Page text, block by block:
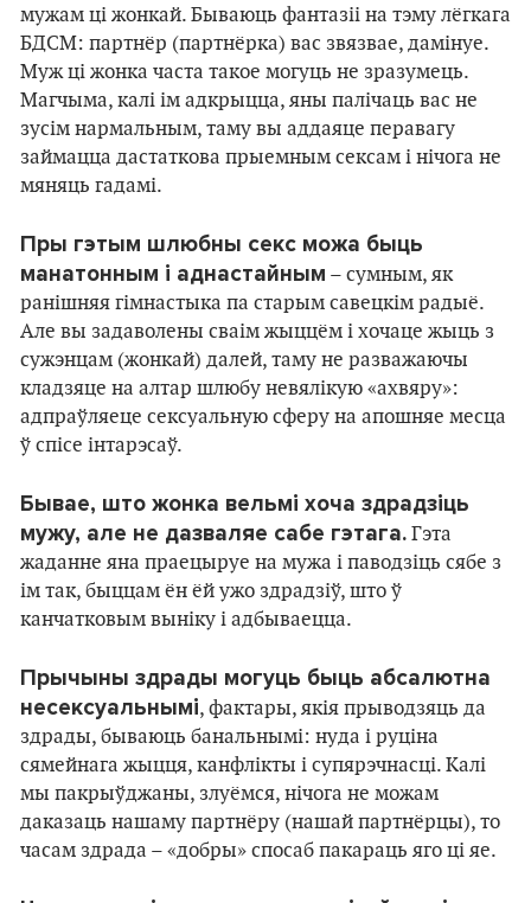
мужам ці жонкай. Бываюць фантазіі на тэму лёгкага
БДСМ: партнёр (партнёрка) вас звязвае, дамінуе.
Муж ці жонка часта такое могуць не зразумець.
Магчыма, калі ім адкрыцца, яны палічаць вас не
зусім нармальным, таму вы аддаяце перавагу
займацца дастаткова прыемным сексам і нічога не
мяняць гадамі.
Пры гэтым шлюбны секс можа быць
манатонным і аднастайным – сумным, як
ранішняя гімнастыка па старым савецкім радыё.
Але вы задаволены сваім жыццём і хочаце жыць з
сужэнцам (жонкай) далей, таму не разважаючы
кладзяце на алтар шлюбу невялікую «ахвяру»:
адпраўляеце сексуальную сферу на апошняе месца
ў спісе інтарэсаў.
Бывае, што жонка вельмі хоча здрадзіць
мужу, але не дазваляе сабе гэтага. Гэта
жаданне яна праецыруе на мужа і паводзіць сябе з
ім так, быццам ён ёй ужо здрадзіў, што ў
канчатковым выніку і адбываецца.
Прычыны здрады могуць быць абсалютна
несексуальнымі, фактары, якія прыводзяць да
здрады, бываюць банальнымі: нуда і руціна
сямейнага жыцця, канфлікты і супярэчнасці. Калі
мы пакрыўджаны, злуёмся, нічога не можам
даказаць нашаму партнёру (нашай партнёрцы), то
часам здрада – «добры» спосаб пакараць яго ці яе.